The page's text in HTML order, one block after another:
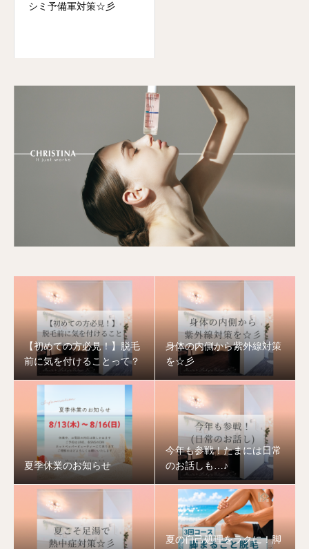
シミ予備軍対策☆彡
【初めての方必見！】脱毛
前に気を付けることって？
身体の内側から紫外線対策
を☆彡
夏季休業のお知らせ
今年も参戦！たまには日常
のお話しも…♪
夏の自己処理をラクに！脚